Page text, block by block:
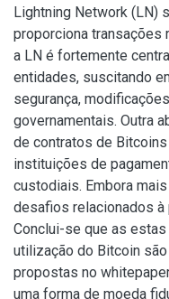
Lightning Network (LN)
proporciona transações
a LN é fortemente
entidades, suscitando
segurança,
governamentais. Outra
de contratos de
instituições de
custodiais. Embora
desafios relacionados à
Conclui-se que as
utilização do Bitcoin
propostas no
uma forma de moeda